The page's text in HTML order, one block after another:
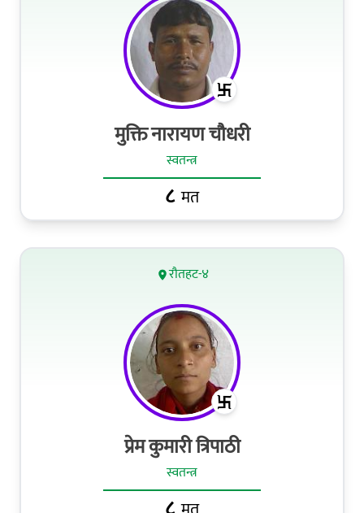
मुक्ति नारायण चौधरी
स्वतन्त्र
८ मत
रौतहट-४
प्रेम कुमारी त्रिपाठी
स्वतन्त्र